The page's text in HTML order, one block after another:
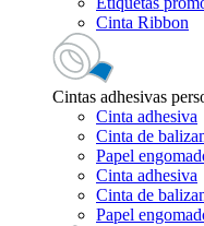
Cinta Ribbon
Cintas adhesivas
Cinta adhesiva
Cinta de
Papel
Cinta adhesiva
Cinta de
Papel